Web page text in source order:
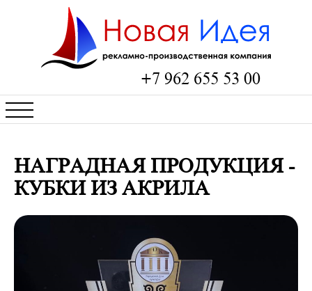
+7 962 655 53 00
НАГРАДНАЯ ПРОДУКЦИЯ -
КУБКИ ИЗ АКРИЛА